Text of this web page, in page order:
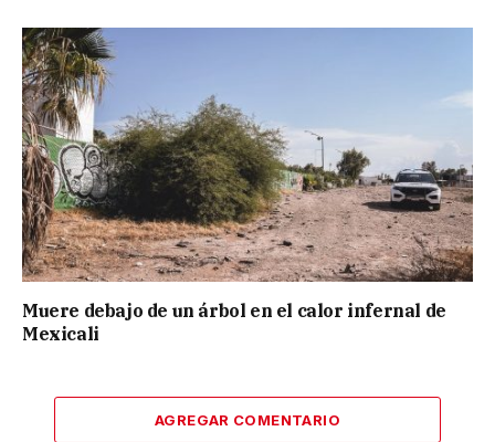
Muere debajo de un árbol en el calor infernal de
Mexicali
AGREGAR COMENTARIO